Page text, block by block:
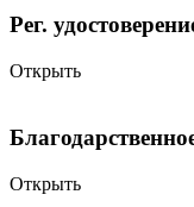
Рег.
Открыть
Открыть